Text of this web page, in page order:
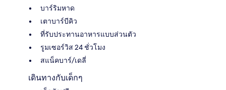
บาร์ริมหาด
เตาบาร์บีคิว
ที่รับประทานอาหารแบบส่วนตัว
รูมเซอร์วิส 24 ชั่วโมง
สแน็คบาร์/เดลี่
เดินทางกับเด็กๆ